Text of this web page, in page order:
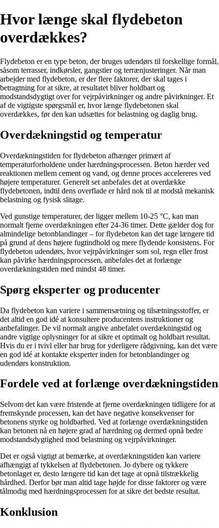
Hvor længe skal flydebeton
overdækkes?
Flydebeton er en type beton, der bruges udendørs til forskellige formål,
såsom terrasser, indkørsler, gangstier og terrænjusteringer. Når man
arbejder med flydebeton, er der flere faktorer, der skal tages i
betragtning for at sikre, at resultatet bliver holdbart og
modstandsdygtigt over for vejrpåvirkninger og andre påvirkninger. Et
af de vigtigste spørgsmål er, hvor længe flydebetonen skal
overdækkes, før den kan udsættes for belastning og daglig brug.
Overdækningstid og temperatur
Overdækningstiden for flydebeton afhænger primært af
temperaturforholdene under hærdningsprocessen. Beton hærder ved
reaktionen mellem cement og vand, og denne proces accelereres ved
højere temperaturer. Generelt set anbefales det at overdække
flydebetonen, indtil dens overflade er hård nok til at modstå mekanisk
belastning og fysisk slitage.
Ved gunstige temperaturer, der ligger mellem 10-25 °C, kan man
normalt fjerne overdækningen efter 24-36 timer. Dette gælder dog for
almindelige betonblandinger – for flydebeton kan det tage længere tid
på grund af dens højere fugtindhold og mere flydende konsistens. For
flydebeton udendørs, hvor vejrpåvirkninger som sol, regn eller frost
kan påvirke hærdningsprocessen, anbefales det at forlænge
overdækningstiden med mindst 48 timer.
Spørg eksperter og producenter
Da flydebeton kan variere i sammensætning og tilsætningsstoffer, er
det altid en god idé at konsultere producentens instruktioner og
anbefalinger. De vil normalt angive anbefalet overdækningstid og
andre vigtige oplysninger for at sikre et optimalt og holdbart resultat.
Hvis du er i tvivl eller har brug for yderligere rådgivning, kan det være
en god idé at kontakte eksperter inden for betonblandinger og
udendørs konstruktion.
Fordele ved at forlænge overdækningstiden
Selvom det kan være fristende at fjerne overdækningen tidligere for at
fremskynde processen, kan det have negative konsekvenser for
betonens styrke og holdbarhed. Ved at forlænge overdækningstiden
kan betonen nå en højere grad af hærdning og dermed opnå bedre
modstandsdygtighed mod belastning og vejrpåvirkninger.
Det er også vigtigt at bemærke, at overdækningstiden kan variere
afhængigt af tykkelsen af flydebetonen. Jo dybere og tykkere
betonlaget er, desto længere tid kan det tage at opnå tilstrækkelig
hårdhed. Derfor bør man altid tage højde for disse faktorer og være
tålmodig med hærdningsprocessen for at sikre det bedste resultat.
Konklusion